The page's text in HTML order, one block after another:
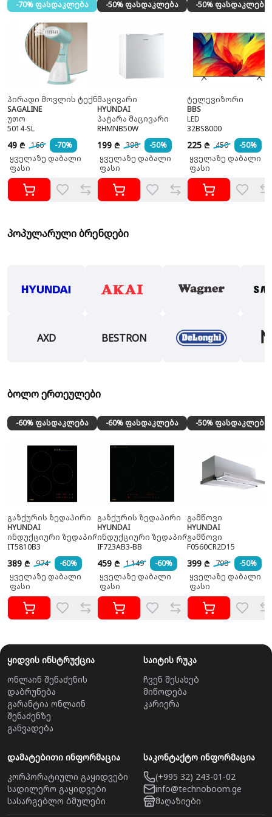
-70% ფასდაკლება
პირადი მოვლის ტექნიკა
SAGALINE
უთო
5014-SL
49 ₾ 166
-70%
ყველაზე დაბალი
ფასი
-50% ფასდაკლება
მაცივარი
HYUNDAI
პატარა მაცივარი
RHMNB50W
199 ₾ 398
-50%
ყველაზე დაბალი
ფასი
-50% ფასდაკლება
ტელევიზორი
BBS
LED
32BS8000
225 ₾ 450
-50%
ყველაზე დაბალი
ფასი
პოპულარული ბრენდები
AXD BESTRON
ბოლო ერთეულები
-60% ფასდაკლება
გაზქურის ზედაპირი
HYUNDAI
ინდუქციური ზედაპირი
IT5810B3
389 ₾ 974
-60%
ყველაზე დაბალი
ფასი
-60% ფასდაკლება
გაზქურის ზედაპირი
HYUNDAI
ინდუქციური ზედაპირი
IF723AB3-BB
459 ₾ 1 149
-60%
ყველაზე დაბალი
ფასი
-50% ფასდაკლება
გამწოვი
HYUNDAI
გამწოვი
F0560CR2D15
399 ₾ 798
-50%
ყველაზე დაბალი
ფასი
ყიდვის ინსტრუქცია
ონლაინ შენაძენის
დაბრუნება
გარანტია ონლაინ
შენაძენზე
განვადება
საიტის რუკა
ჩვენ შესახებ
მიწოდება
კარიერა
დამატებითი ინფორმაცია
კორპორატიული გაყიდვები
სადილერო გაყიდვები
სასარგებლო ბმულები
საკონტაქტო ინფორმაცია
(+995 32) 243-01-02
info@technoboom.ge
მაღაზიები